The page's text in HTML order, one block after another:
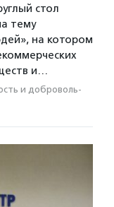
стол
тему
на котором
и…
и доброволь­